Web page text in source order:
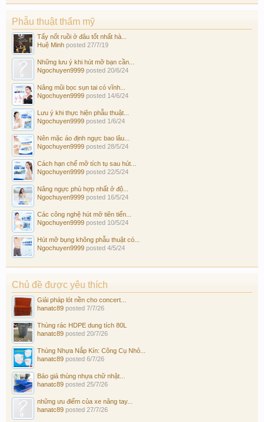
Phẫu thuật thẩm mỹ
Tẩy nốt ruồi ở đâu tốt nhất hà...
Huệ Minh posted 27/7/19
Những lưu ý khi hút mỡ bạn cần...
Ngochuyen9999 posted 20/6/24
Nâng mũi bọc sụn tai có vĩnh...
Ngochuyen9999 posted 14/6/24
Lưu ý khi thực hiện phẫu thuật...
Ngochuyen9999 posted 1/6/24
Nên mặc áo định ngực bao lâu...
Ngochuyen9999 posted 28/5/24
Cách hạn chế mỡ tích tụ sau hút...
Ngochuyen9999 posted 22/5/24
Nâng ngực phù hợp nhất ở độ...
Ngochuyen9999 posted 16/5/24
Các công nghệ hút mỡ tiên tiến...
Ngochuyen9999 posted 10/5/24
Hút mỡ bụng không phẫu thuật có...
Ngochuyen9999 posted 4/5/24
Chủ đề được yêu thích
Giải pháp lót nền cho concert...
hanatc89 posted 7/7/26
Thùng rác HDPE dung tích 80L
hanatc89 posted 20/7/26
Thùng Nhựa Nắp Kín: Công Cụ Nhỏ...
hanatc89 posted 6/7/26
Báo giá thùng nhựa chữ nhật...
hanatc89 posted 25/7/26
những ưu điểm của xe nâng tay...
hanatc89 posted 27/7/26